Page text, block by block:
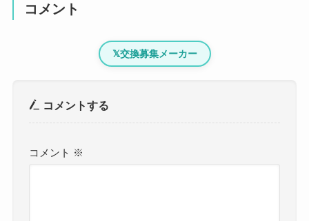
コメント
𝕏交換募集メーカー
コメントする
コメント ※